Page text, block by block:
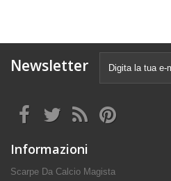
Newsletter
Informazioni
Scarpe Da Calcio Magista